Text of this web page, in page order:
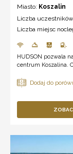
Miasto: Koszalin
Liczba
Liczba miejsc
HUDSON pozwala
centrum Koszalina.